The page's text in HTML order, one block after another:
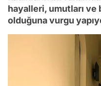
hayalleri, umutları
olduğuna vurgu